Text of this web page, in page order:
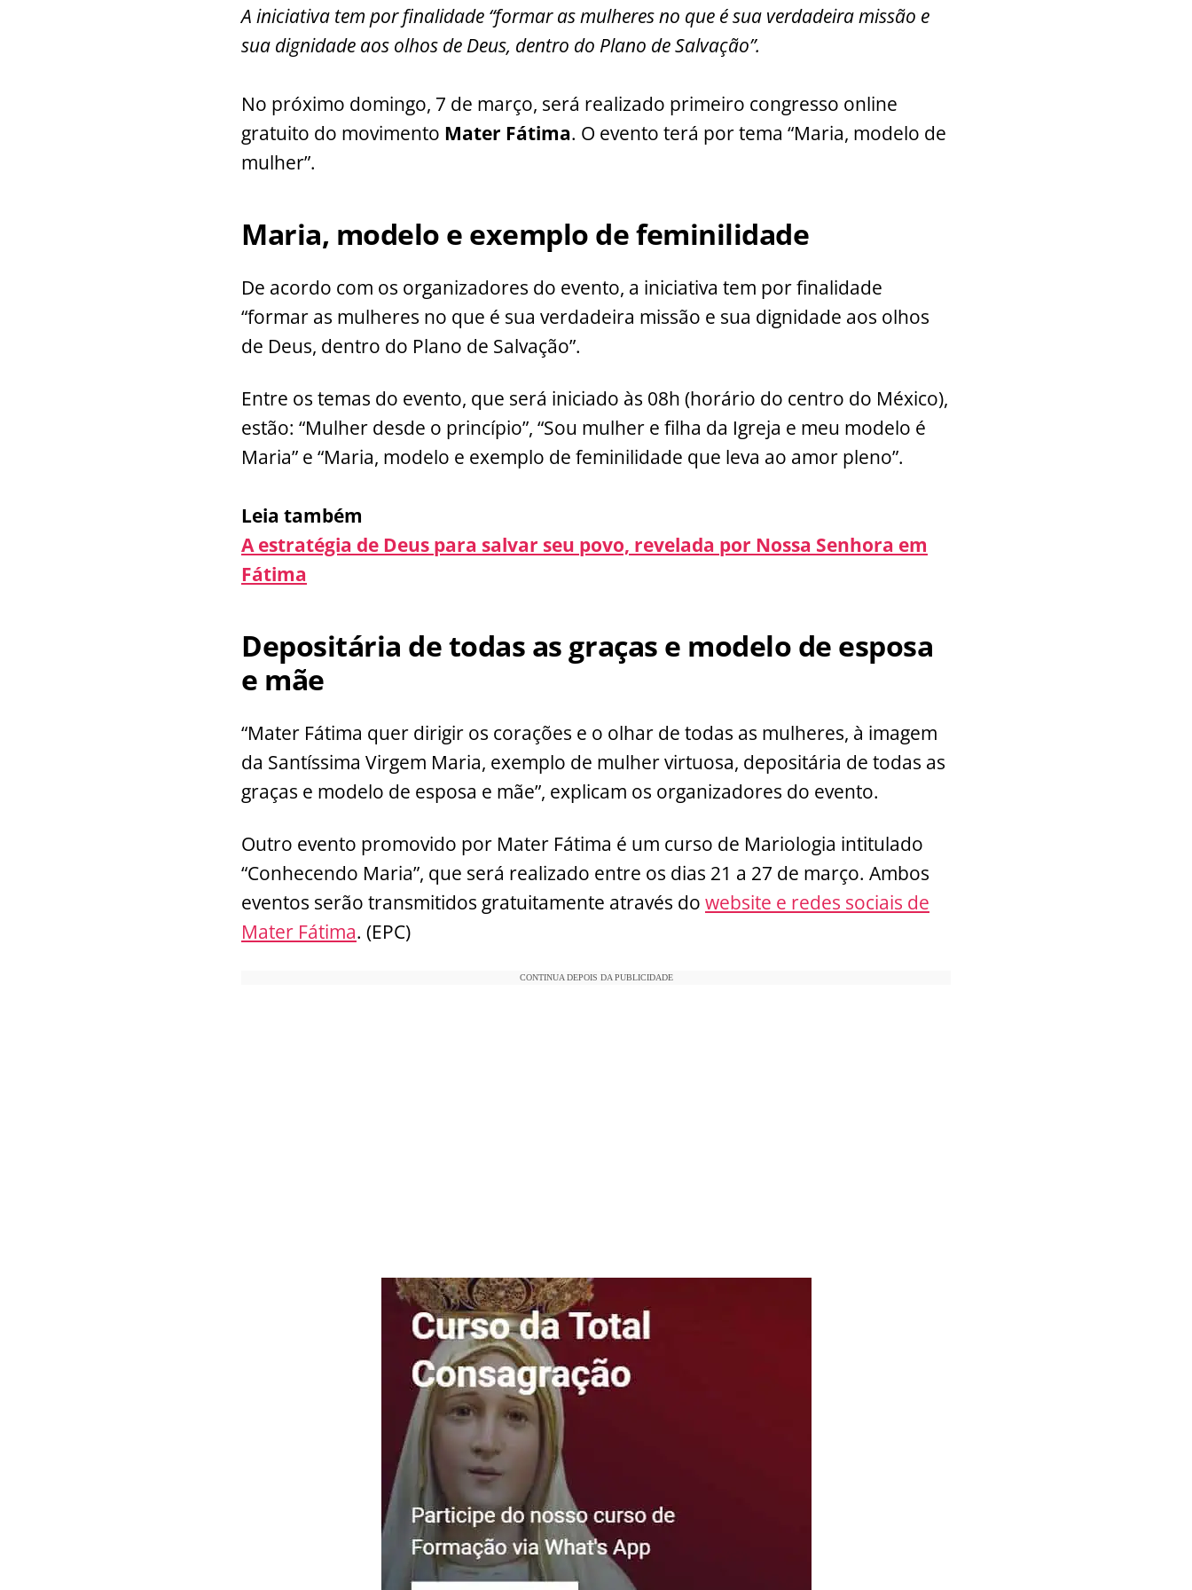
c
e
o
o
k
at
s
p
p
itt
er
ai
l
p
y
n
k
ar
e
A iniciativa tem por finalidade “formar as mulheres no que é sua verdadeira missão e
sua dignidade aos olhos de Deus, dentro do Plano de Salvação”.
No próximo domingo, 7 de março, será realizado primeiro congresso online
gratuito do movimento Mater Fátima. O evento terá por tema “Maria, modelo de
mulher”.
Maria, modelo e exemplo de feminilidade
De acordo com os organizadores do evento, a iniciativa tem por finalidade
“formar as mulheres no que é sua verdadeira missão e sua dignidade aos olhos
de Deus, dentro do Plano de Salvação”.
Entre os temas do evento, que será iniciado às 08h (horário do centro do México),
estão: “Mulher desde o princípio”, “Sou mulher e filha da Igreja e meu modelo é
Maria” e “Maria, modelo e exemplo de feminilidade que leva ao amor pleno”.
Leia também
A estratégia de Deus para salvar seu povo, revelada por Nossa Senhora em
Fátima
Depositária de todas as graças e modelo de esposa
e mãe
“Mater Fátima quer dirigir os corações e o olhar de todas as mulheres, à imagem
da Santíssima Virgem Maria, exemplo de mulher virtuosa, depositária de todas as
graças e modelo de esposa e mãe”, explicam os organizadores do evento.
Outro evento promovido por Mater Fátima é um curso de Mariologia intitulado
“Conhecendo Maria”, que será realizado entre os dias 21 a 27 de março. Ambos
eventos serão transmitidos gratuitamente através do website e redes sociais de
Mater Fátima. (EPC)
CONTINUA DEPOIS DA PUBLICIDADE